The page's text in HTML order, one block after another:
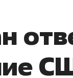
может
минимум